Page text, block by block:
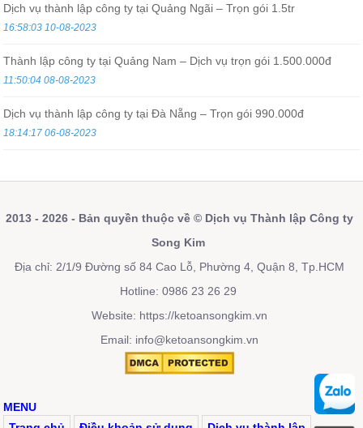
Dịch vụ thành lập công ty tại Quảng Ngãi – Trọn gói 1.5tr
16:58:03 10-08-2023
Thành lập công ty tại Quảng Nam – Dịch vụ trọn gói 1.500.000đ
11:50:04 08-08-2023
Dịch vụ thành lập công ty tại Đà Nẵng – Trọn gói 990.000đ
18:14:17 06-08-2023
2013 - 2026 - Bản quyền thuộc về © Dịch vụ Thành lập Công ty
Song Kim
Địa chỉ: 2/1/9 Đường số 84 Cao Lỗ, Phường 4, Quận 8, Tp.HCM
Hotline: 0986 23 26 29
Website: https://ketoansongkim.vn
Email: info@ketoansongkim.vn
MENU